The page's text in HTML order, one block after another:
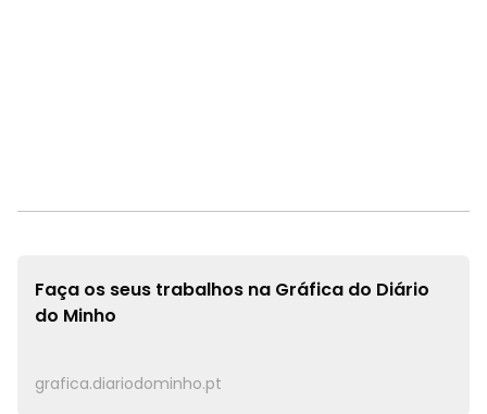
Faça os seus trabalhos na Gráfica do Diário
do Minho
grafica.diariodominho.pt